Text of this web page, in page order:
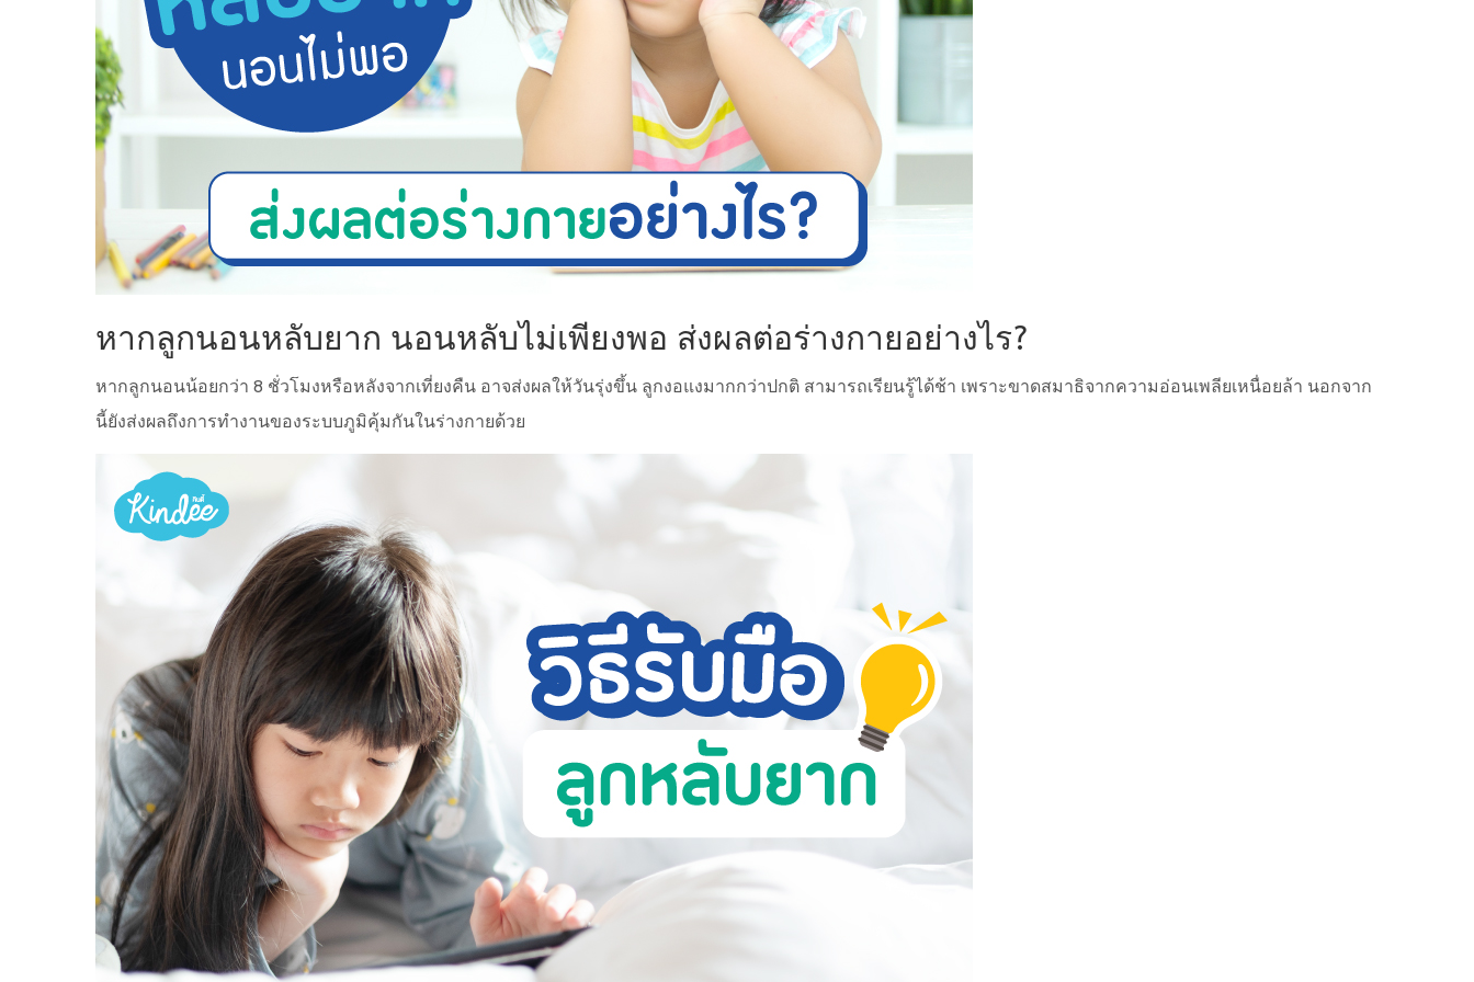
หากลูกนอนหลับยาก นอนหลับไม่เพียงพอ ส่งผลต่อร่างกายอย่างไร?
หากลูกนอนน้อยกว่า 8 ชั่วโมงหรือหลังจากเที่ยงคืน อาจส่งผลให้วันรุ่งขึ้น ลูกงอแงมากกว่าปกติ สามารถเรียนรู้ได้ช้า เพราะขาดสมาธิจากความอ่อนเพลียเหนื่อยล้า นอกจาก
นี้ยังส่งผลถึงการทำงานของระบบภูมิคุ้มกันในร่างกายด้วย